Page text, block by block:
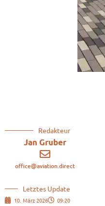
Redakteur
Jan Gruber
office@aviation.direct
Letztes Update
10. März 2026 09:20